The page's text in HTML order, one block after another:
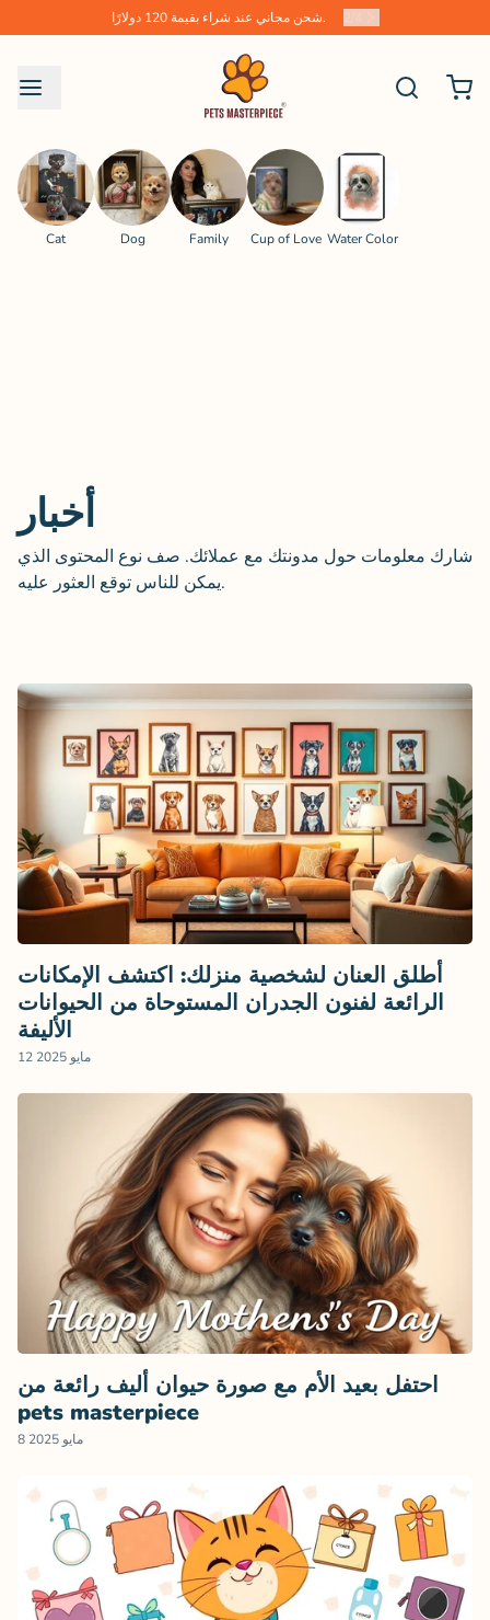
شحن مجاني عند شراء بقيمة 120 دولارًا.
Cat Dog Family Cup of Love Water Color
أخبار
شارك معلومات حول مدونتك مع عملائك. صف نوع المحتوى الذي
يمكن للناس توقع العثور عليه.
أطلق العنان لشخصية منزلك: اكتشف الإمكانات
الرائعة لفنون الجدران المستوحاة من الحيوانات
الأليفة
12 مايو 2025
احتفل بعيد الأم مع صورة حيوان أليف رائعة من
pets masterpiece
8 مايو 2025